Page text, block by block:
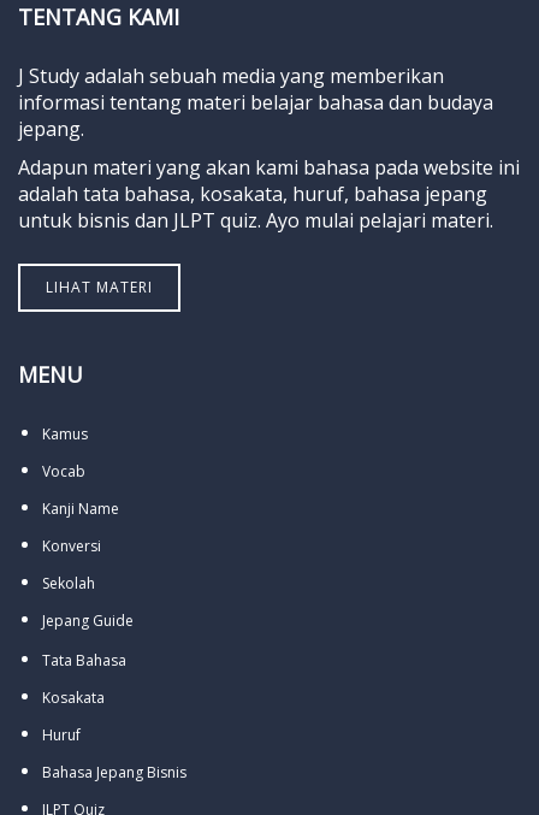
TENTANG KAMI
J Study adalah sebuah media yang memberikan
informasi tentang materi belajar bahasa dan budaya
jepang.
Adapun materi yang akan kami bahasa pada website ini
adalah tata bahasa, kosakata, huruf, bahasa jepang
untuk bisnis dan JLPT quiz. Ayo mulai pelajari materi.
LIHAT MATERI
MENU
Kamus
Vocab
Kanji Name
Konversi
Sekolah
Jepang Guide
Tata Bahasa
Kosakata
Huruf
Bahasa Jepang Bisnis
JLPT Quiz